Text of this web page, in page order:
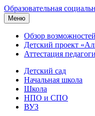
Образовательная
Меню
Обзор возможностей
Детский проект
Аттестация
Детский сад
Начальная школа
Школа
НПО и СПО
ВУЗ